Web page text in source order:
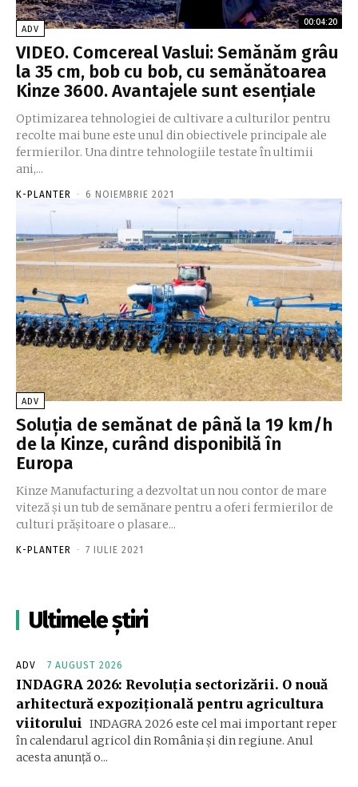
00:04:20
ADV
VIDEO. Comcereal Vaslui: Semănăm grâu
la 35 cm, bob cu bob, cu semănătoarea
Kinze 3600. Avantajele sunt esențiale
Optimizarea tehnologiei de cultivare a culturilor pentru
recolte mai bune este unul din obiectivele principale ale
fermierilor. Una dintre tehnologiile testate în ultimii
ani,...
K-PLANTER - 6 NOIEMBRIE 2021
ADV
Soluția de semănat de până la 19 km/h
de la Kinze, curând disponibilă în
Europa
Kinze Manufacturing a dezvoltat un nou contor de mare
viteză și un tub de semănare pentru a oferi fermierilor de
culturi prășitoare o plasare...
K-PLANTER - 7 IULIE 2021
Ultimele știri
ADV 7 AUGUST 2026
INDAGRA 2026: Revoluția sectorizării. O nouă
arhitectură expozițională pentru agricultura
viitorului INDAGRA 2026 este cel mai important reper
în calendarul agricol din România și din regiune. Anul
acesta anunță o...